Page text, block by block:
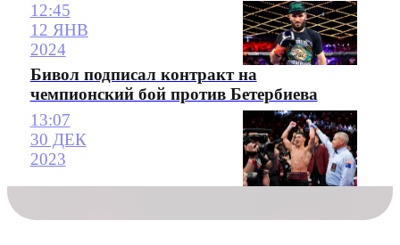
12:45
12 ЯНВ
2024
Бивол подписал контракт на
чемпионский бой против Бетербиева
13:07
30 ДЕК
2023